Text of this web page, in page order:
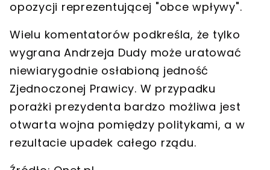
opozycji reprezentującej "obce wpływy".
Wielu komentatorów podkreśla, że tylko
wygrana Andrzeja Dudy może uratować
niewiarygodnie osłabioną jedność
Zjednoczonej Prawicy. W przypadku
porażki prezydenta bardzo możliwa jest
otwarta wojna pomiędzy politykami, a w
rezultacie upadek całego rządu.